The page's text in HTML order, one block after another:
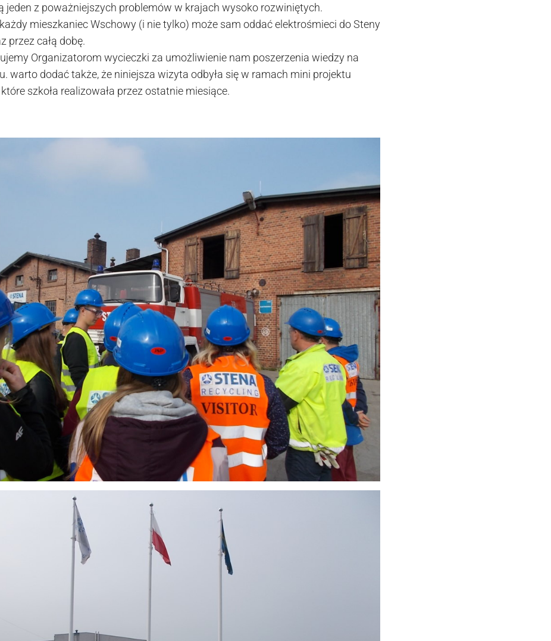
jeden z poważniejszych problemów w krajach wysoko rozwiniętych.
mieszkaniec Wschowy (i nie tylko) może sam oddać elektrośmieci do Steny
przez całą dobę.
Organizatorom wycieczki za umożliwienie nam poszerzenia wiedzy na
warto dodać także, że niniejsza wizyta odbyła się w ramach mini projektu
szkoła realizowała przez ostatnie miesiące.